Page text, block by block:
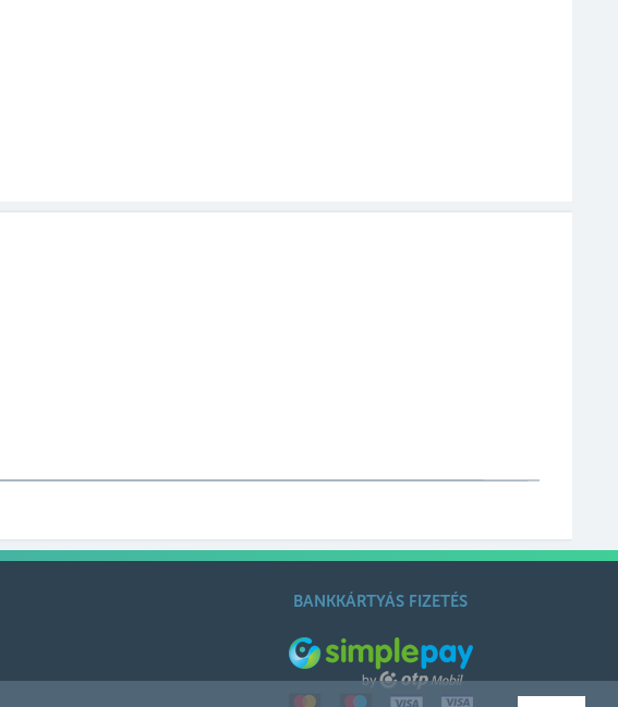
BANKKÁRTYÁS FIZETÉS